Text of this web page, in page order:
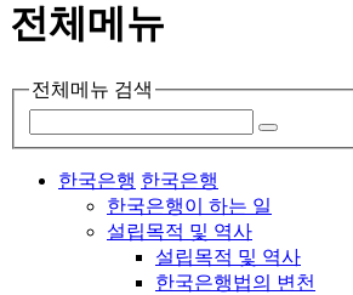
전체메뉴
전체메뉴 검색
한국은행 한국은행
한국은행이 하는 일
설립목적 및 역사
설립목적 및 역사
한국은행법의 변천